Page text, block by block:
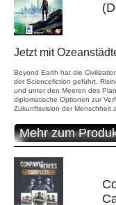
Jetzt mit
Beyond Earth hat die
der Sciencefiction geführt.
und unter den Meeren des
diplomatische Optionen zur
Zukunftsvision der Menschheit
Mehr zum